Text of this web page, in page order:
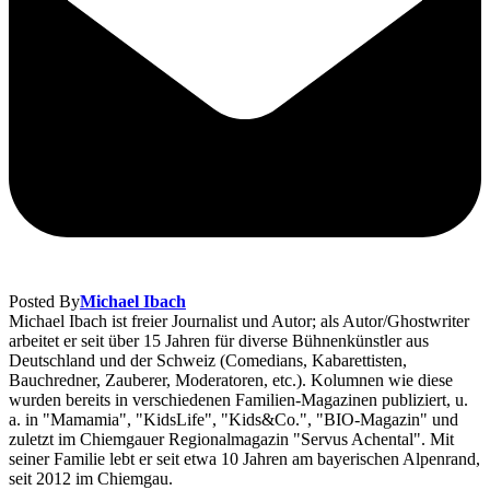
Posted ByMichael Ibach
Michael Ibach ist freier Journalist und Autor; als Autor/Ghostwriter
arbeitet er seit über 15 Jahren für diverse Bühnenkünstler aus
Deutschland und der Schweiz (Comedians, Kabarettisten,
Bauchredner, Zauberer, Moderatoren, etc.). Kolumnen wie diese
wurden bereits in verschiedenen Familien-Magazinen publiziert, u.
a. in "Mamamia", "KidsLife", "Kids&Co.", "BIO-Magazin" und
zuletzt im Chiemgauer Regionalmagazin "Servus Achental". Mit
seiner Familie lebt er seit etwa 10 Jahren am bayerischen Alpenrand,
seit 2012 im Chiemgau.